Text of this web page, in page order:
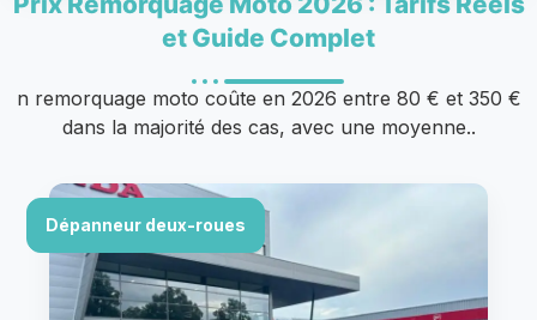
et Guide Complet
n remorquage moto coûte en 2026 entre 80 € et 350 €
dans la majorité des cas, avec une moyenne..
Dépanneur deux-roues